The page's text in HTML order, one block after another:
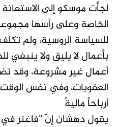
لجأت موسكو إلى
الخاصة وعلى رأسها
للسياسة الروسية، ولم
بأعمال لا يليق ولا ينبغي
أعمال غير مشروعة، وقد
العقوبات، وفي نفس
أرباحاً ماليةً
يقول دهشان إنّ “فاغنر في